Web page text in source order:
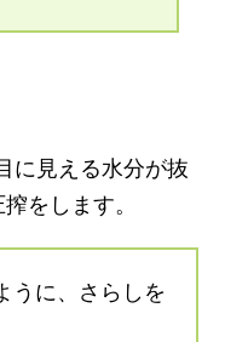
見える水分が抜
をします。
うに、さらしを